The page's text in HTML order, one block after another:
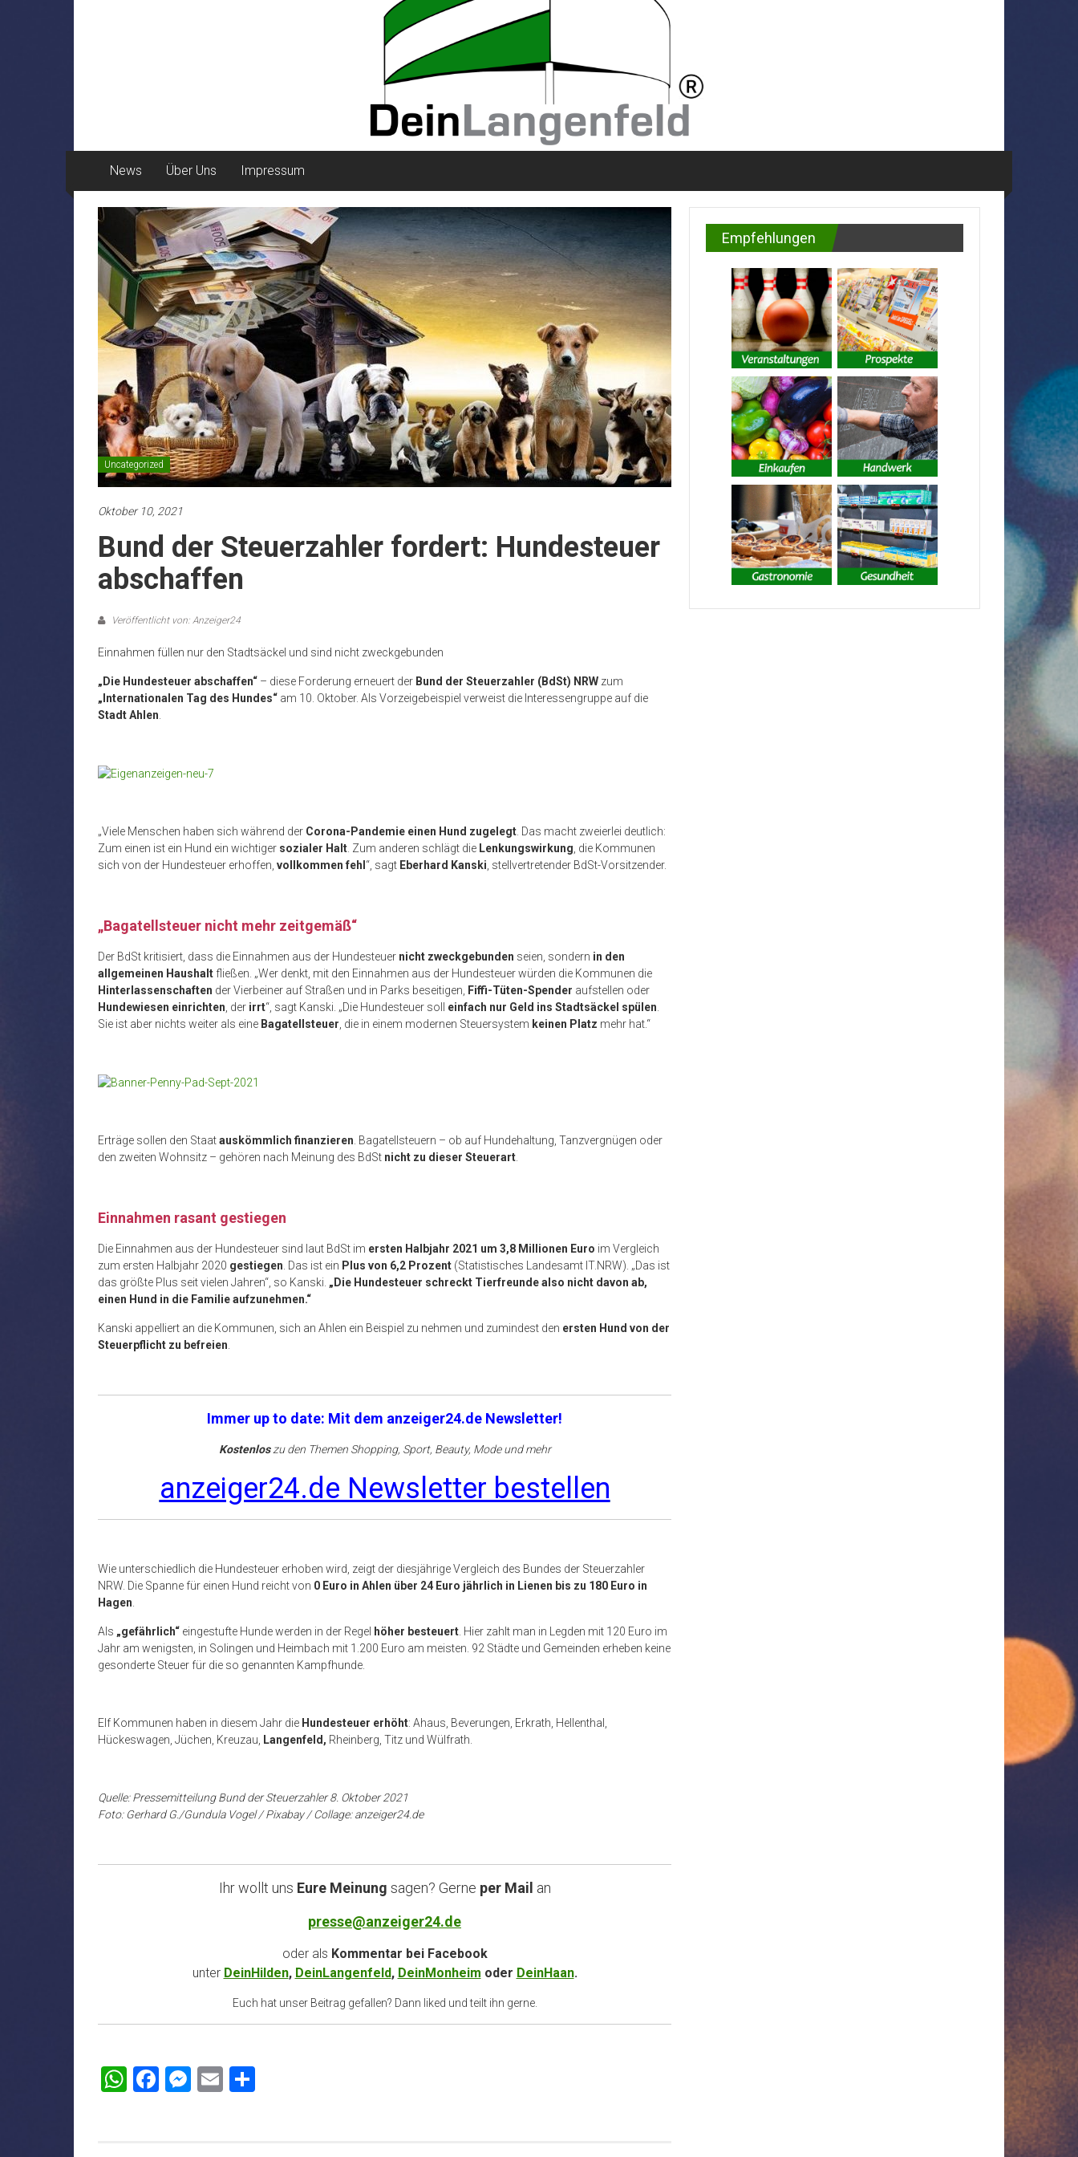
News Über Uns Impressum
Uncategorized
Oktober 10, 2021
Bund der Steuerzahler fordert: Hundesteuer
abschaffen
Veröffentlicht von: Anzeiger24
Einnahmen füllen nur den Stadtsäckel und sind nicht zweckgebunden
„Die Hundesteuer abschaffen“ – diese Forderung erneuert der Bund der Steuerzahler (BdSt) NRW zum
„Internationalen Tag des Hundes“ am 10. Oktober. Als Vorzeigebeispiel verweist die Interessengruppe auf die
Stadt Ahlen
„Viele Menschen haben sich während der Corona-Pandemie einen Hund zugelegt . Das macht zweierlei deutlich:
Zum einen ist ein Hund ein wichtiger sozialer Halt . Zum anderen schlägt die Lenkungswirkung , die Kommunen
sich von der Hundesteuer erhoffen, vollkommen fehl “, sagt Eberhard Kanski , stellvertretender BdSt-Vorsitzender.
„Bagatellsteuer nicht mehr zeitgemäß“
Der BdSt kritisiert, dass die Einnahmen aus der Hundesteuer nicht zweckgebunden seien, sondern in den
allgemeinen Haushalt fließen. „Wer denkt, mit den Einnahmen aus der Hundesteuer würden die Kommunen die
Hinterlassenschaften der Vierbeiner auf Straßen und in Parks beseitigen, Fiffi-Tüten-Spender aufstellen oder
Hundewiesen einrichten , der irrt“, sagt Kanski. „Die Hundesteuer soll einfach nur Geld ins Stadtsäckel spülen
Sie ist aber nichts weiter als eine Bagatellsteuer , die in einem modernen Steuersystem keinen Platz mehr hat.“
Erträge sollen den Staatauskömmlich finanzieren . Bagatellsteuern – ob auf Hundehaltung, Tanzvergnügen oder
den zweiten Wohnsitz – gehören nach Meinung des BdSt nicht zu dieser Steuerart
Einnahmen rasant gestiegen
Die Einnahmen aus der Hundesteuer sind laut BdSt im ersten Halbjahr 2021 um 3,8 Millionen Euro im Vergleich
zum ersten Halbjahr 2020 gestiegen . Das ist ein Plus von 6,2 Prozent (Statistisches Landesamt IT.NRW). „Das ist
das größte Plus seit vielen Jahren“, so Kanski. „Die Hundesteuer schreckt Tierfreunde also nicht davon ab,
einen Hund in die Familie aufzunehmen.“
Kanski appelliert an die Kommunen, sich an Ahlen ein Beispiel zu nehmen und zumindest den ersten Hund von der
Steuerpflicht zu befreien
Immer up to date: Mit dem anzeiger24.de Newsletter!
Kostenloszu den Themen Shopping, Sport, Beauty, Mode und mehr
anzeiger24.de Newsletter bestellen
Wie unterschiedlich die Hundesteuer erhoben wird, zeigt der diesjährige Vergleich des Bundes der Steuerzahler
NRW. Die Spanne für einen Hund reicht von 0 Euro in Ahlen über 24 Euro jährlich in Lienen bis zu 180 Euro in
Hagen
Als „gefährlich“ eingestufte Hunde werden in der Regel höher besteuert . Hier zahlt man in Legden mit 120 Euro im
Jahr am wenigsten, in Solingen und Heimbach mit 1.200 Euro am meisten. 92 Städte und Gemeinden erheben keine
gesonderte Steuer für die so genannten Kampfhunde.
Elf Kommunen haben in diesem Jahr die Hundesteuer erhöht: Ahaus, Beverungen, Erkrath, Hellenthal,
Hückeswagen, Jüchen, Kreuzau, Langenfeld, Rheinberg, Titz und Wülfrath.
Quelle: Pressemitteilung Bund der Steuerzahler 8. Oktober 2021
Foto: Gerhard G./Gundula Vogel / Pixabay / Collage: anzeiger24.de
Ihr wollt uns Eure Meinung sagen? Gerne per Mail an
presse@anzeiger24.de
oder als Kommentar bei Facebook
unter DeinHilden, DeinLangenfeld, DeinMonheim oder DeinHaan.
Euch hat unser Beitrag gefallen? Dann liked und teilt ihn gerne.
WhatsApp
Facebook
Messenger
Email
Empfehlungen